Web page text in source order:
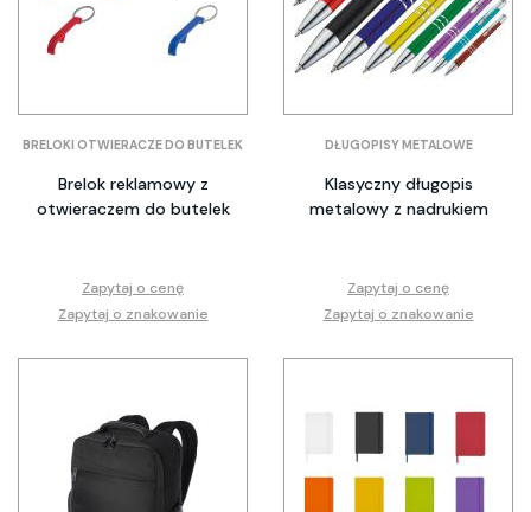
BRELOKI OTWIERACZE DO BUTELEK
Brelok reklamowy z
otwieraczem do butelek
Zapytaj o cenę
Zapytaj o znakowanie
DŁUGOPISY METALOWE
Klasyczny długopis
metalowy z nadrukiem
Zapytaj o cenę
Zapytaj o znakowanie